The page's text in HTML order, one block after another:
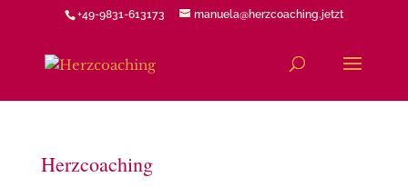
+49-9831-613173 manuela@herzcoaching.jetzt
Herzcoaching